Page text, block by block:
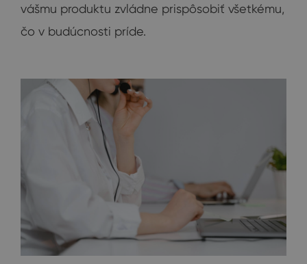
vášmu produktu zvládne prispôsobiť všetkému,
čo v budúcnosti príde.